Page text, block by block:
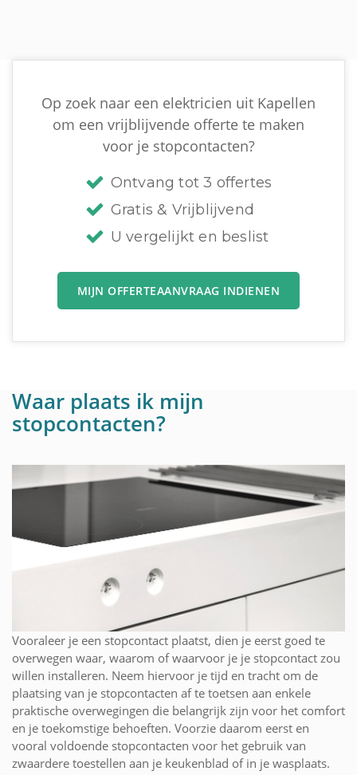
Op zoek naar een elektricien uit Kapellen
om een vrijblijvende offerte te maken
voor je stopcontacten?
Ontvang tot 3 offertes
Gratis & Vrijblijvend
U vergelijkt en beslist
MIJN OFFERTEAANVRAAG INDIENEN
Waar plaats ik mijn
stopcontacten?
Vooraleer je een stopcontact plaatst, dien je eerst goed te
overwegen waar, waarom of waarvoor je je stopcontact zou
willen installeren. Neem hiervoor je tijd en tracht om de
plaatsing van je stopcontacten af te toetsen aan enkele
praktische overwegingen die belangrijk zijn voor het comfort
en je toekomstige behoeften. Voorzie daarom eerst en
vooral voldoende stopcontacten voor het gebruik van
zwaardere toestellen aan je keukenblad of in je wasplaats.